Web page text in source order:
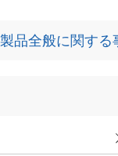
製品全般に関する